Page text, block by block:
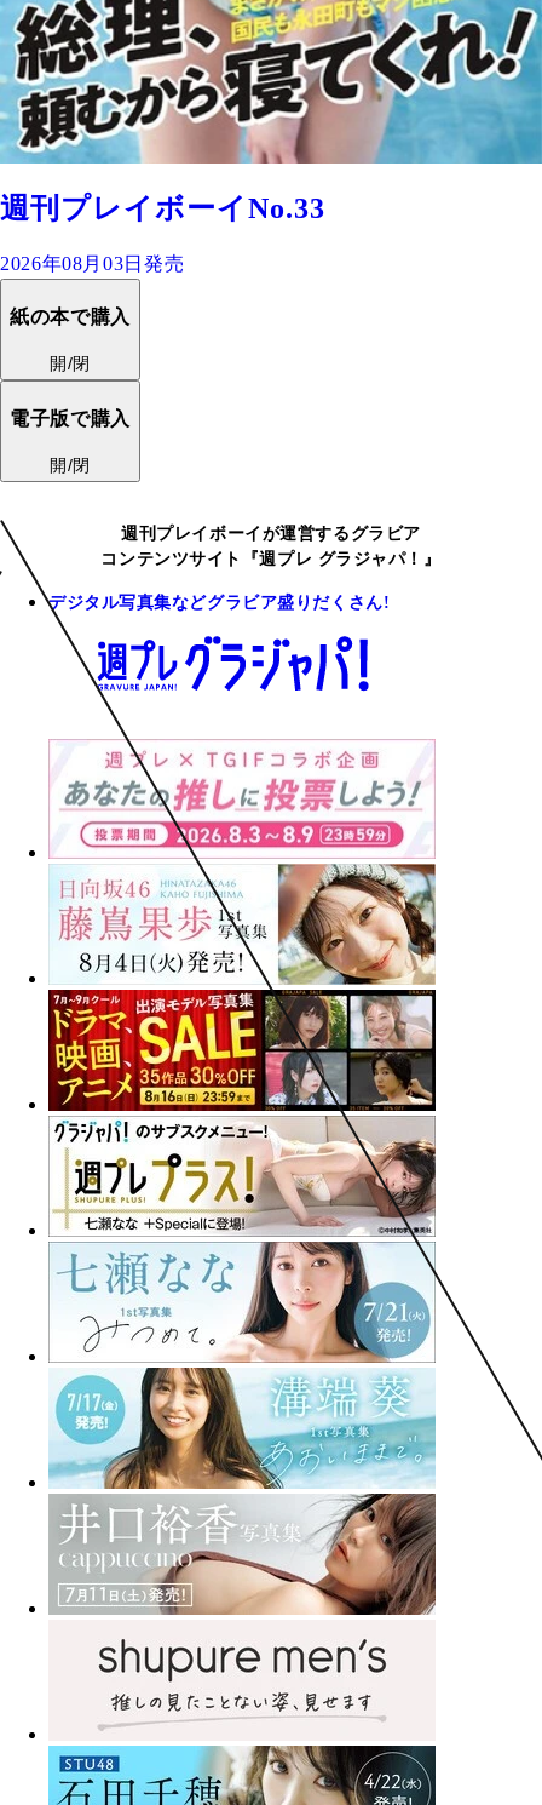
週刊プレイボーイNo.33
2026年08月03日発売
紙の本で購入
開/閉
電子版で購入
開/閉
週刊プレイボーイが運営するグラビア
コンテンツサイト『週プレ グラジャパ！』
デジタル写真集などグラビア盛りだくさん!